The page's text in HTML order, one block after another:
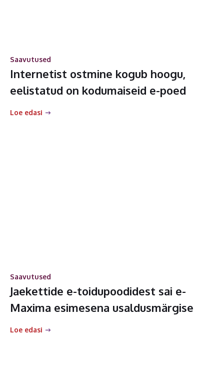
Saavutused
Internetist ostmine kogub hoogu,
eelistatud on kodumaiseid e-poed
Loe edasi
Saavutused
Jaekettide e-toidupoodidest sai e-
Maxima esimesena usaldusmärgise
Loe edasi